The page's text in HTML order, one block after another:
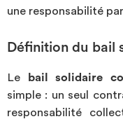
une responsabilité
Définition du bail
Le bail solidaire
simple : un seul
responsabilité